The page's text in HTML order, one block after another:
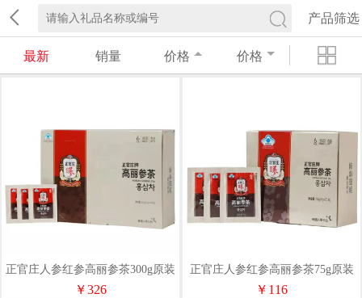
产品筛选
最新 销量 价格 价格
正官庄人参红参高丽参茶300g原装
进口6年根健康营养滋补品
￥326
正官庄人参红参高丽参茶75g原装
进口6年根健康营养滋补品
￥116